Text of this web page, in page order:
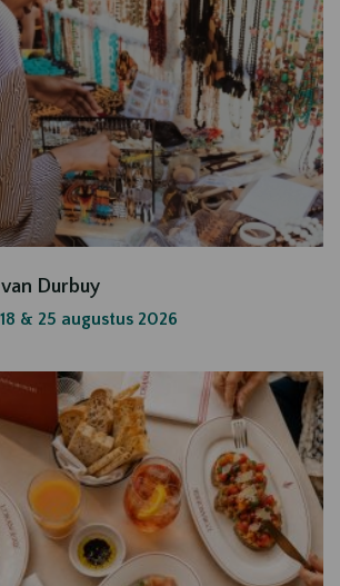
Durbuy
& 25 augustus 2026